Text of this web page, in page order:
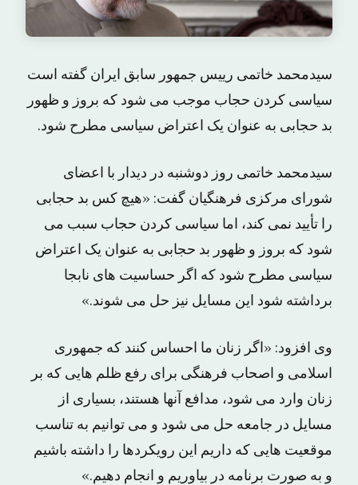
سیدمحمد خاتمی رییس جمهور سابق ایران گفته است
سیاسی کردن حجاب موجب می شود که بروز و ظهور
بد حجابی به عنوان یک اعتراض سیاسی مطرح شود.
سیدمحمد خاتمی روز دوشنبه در دیدار با اعضای
شورای مرکزی فرهنگیان گفت: «هیچ کس بد حجابی
را تأیید نمی کند، اما سیاسی کردن حجاب سبب می
شود که بروز و ظهور بد حجابی به عنوان یک اعتراض
سیاسی مطرح شود که اگر حساسیت های نابجا
برداشته شود این مسایل نیز حل می شوند.»
وی افزود: «اگر زنان ما احساس کنند که جمهوری
اسلامی و اصحاب فرهنگی برای رفع ظلم هایی که بر
زنان وارد می شود، مدافع آنها هستند، بسیاری از
مسایل در جامعه حل می شود و می توانیم به تناسب
موقعیت هایی که داریم این رویکردها را داشته باشیم
و به صورت برنامه در بیاوریم و انجام دهیم.»